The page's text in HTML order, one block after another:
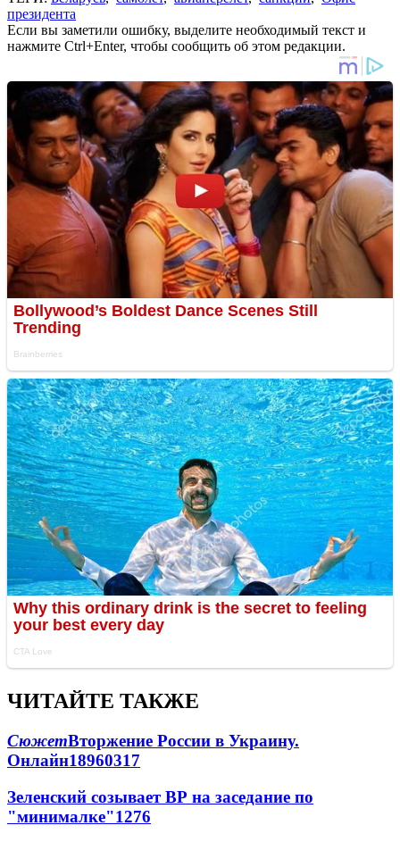
президента
Если вы заметили ошибку, выделите необходимый текст и
нажмите Ctrl+Enter, чтобы сообщить об этом редакции.
ЧИТАЙТЕ ТАКЖЕ
СюжетВторжение России в Украину.
Онлайн18960317
Зеленский созывает ВР на заседание по
"минималке"1276